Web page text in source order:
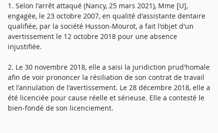
1. Selon l'arrêt attaqué (Nancy, 25 mars 2021), Mme [U],
engagée, le 23 octobre 2007, en qualité d'assistante dentaire
qualifiée, par la société Husson-Mourot, a fait l'objet d'un
avertissement le 12 octobre 2018 pour une absence
injustifiée.
2. Le 30 novembre 2018, elle a saisi la juridiction prud'homale
afin de voir prononcer la résiliation de son contrat de travail
et l'annulation de l'avertissement. Le 28 décembre 2018, elle a
été licenciée pour cause réelle et sérieuse. Elle a contesté le
bien-fondé de son licenciement.